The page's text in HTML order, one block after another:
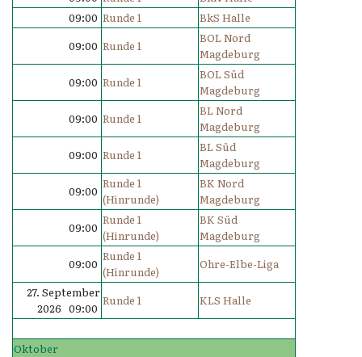
09:00 Runde 1
BkS Halle
09:00 Runde 1
BOL Nord
Magdeburg
09:00 Runde 1
BOL Süd
Magdeburg
09:00 Runde 1
BL Nord
Magdeburg
09:00 Runde 1
BL Süd
Magdeburg
09:00
Runde 1
(Hinrunde)
BK Nord
Magdeburg
09:00
Runde 1
(Hinrunde)
BK Süd
Magdeburg
09:00
Runde 1
(Hinrunde)
Ohre-Elbe-Liga
27. September
2026 09:00
Runde 1 KLS Halle
Oktober